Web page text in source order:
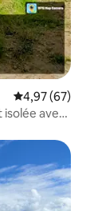
Note
4,97 (67)
isolée avec